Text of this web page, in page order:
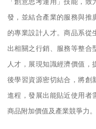
發，並結合產業的服務與推
的專業設計人才。商品系從
出相關之行銷、服務等整合
人才，展現知識經濟價值，
後學習資源密切結合，將創
進程，發展出能貼近使用者
商品附加價值及產業競爭力。